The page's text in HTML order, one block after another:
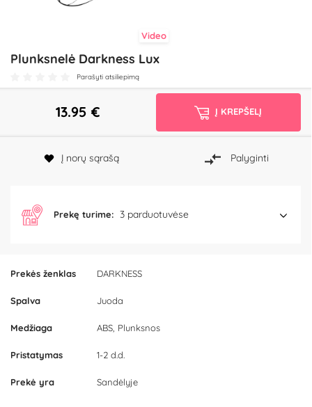
Video
Plunksnelė Darkness Lux
Parašyti atsiliepimą
Prekės ženklas DARKNESS
Spalva Juoda
Medžiaga ABS, Plunksnos
Pristatymas 1-2 d.d.
Prekė yra Sandėlyje
13.95 € Į KREPŠELĮ
Į norų sąrašą Palyginti
Prekę turime: 3 parduotuvėse